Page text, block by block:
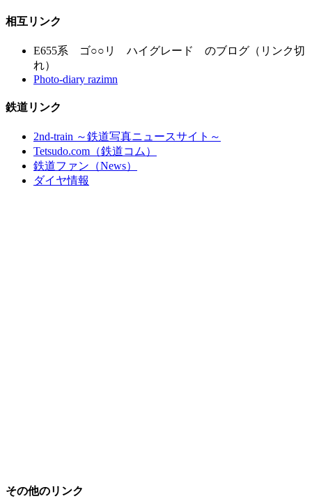
相互リンク
E655系 ゴ○○リ ハイグレード のブログ（リンク切
れ）
Photo-diary razimn
鉄道リンク
2nd-train ～鉄道写真ニュースサイト～
Tetsudo.com（鉄道コム）
鉄道ファン（News）
ダイヤ情報
その他のリンク